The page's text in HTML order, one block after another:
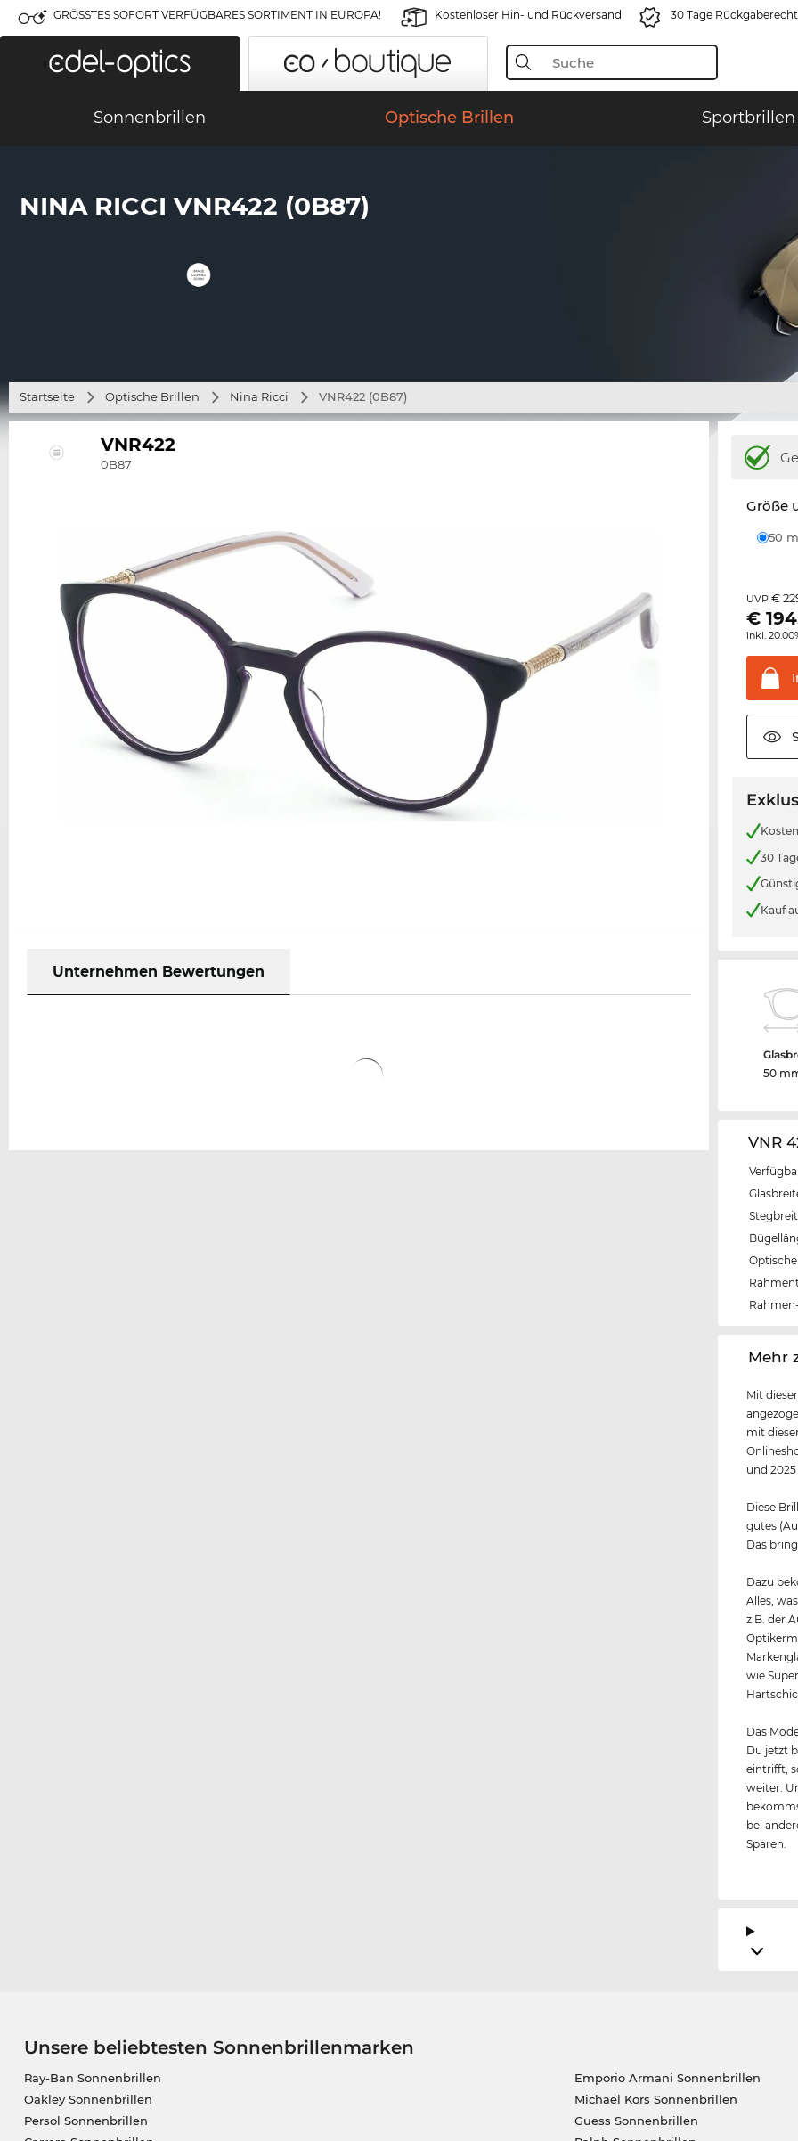
GRÖSSTES SOFORT VERFÜGBARES SORTIMENT IN EUROPA! Kostenloser Hin- und Rückversand 30 Tage Rückgaberecht
Sonnenbrillen Optische Brillen Sportbrillen
NINA RICCI VNR422 (0B87)
Startseite Optische Brillen Nina Ricci VNR422 (0B87)
VNR422
0B87
Unternehmen Bewertungen
Größe
50
UVP€
€
inkl.
30
Kauf
50
VNR
‌Mehr
Mit
mit
und
Diese
gutes
Das
Dazu
Alles,
z.B. der
wie
Das
Du jetzt
eintrifft,
weiter.
bei
Sparen.
Unsere beliebtesten Sonnenbrillenmarken
Ray-Ban Sonnenbrillen
Oakley Sonnenbrillen
Persol Sonnenbrillen
Emporio Armani Sonnenbrillen
Michael Kors Sonnenbrillen
Guess Sonnenbrillen